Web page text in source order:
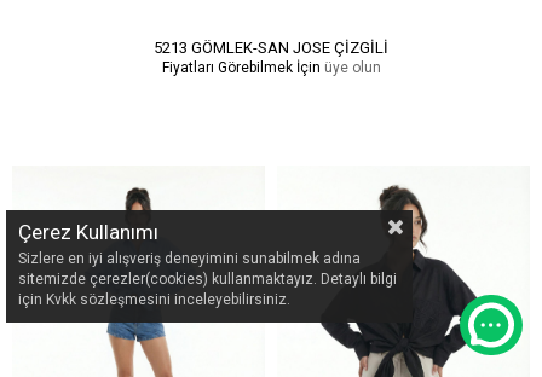
5213 GÖMLEK-SAN JOSE ÇİZGİLİ
Fiyatları Görebilmek İçin üye olun
Çerez Kullanımı
Sizlere en iyi alışveriş deneyimini sunabilmek adına
sitemizde çerezler(cookies) kullanmaktayız. Detaylı bilgi
için Kvkk sözleşmesini inceleyebilirsiniz.